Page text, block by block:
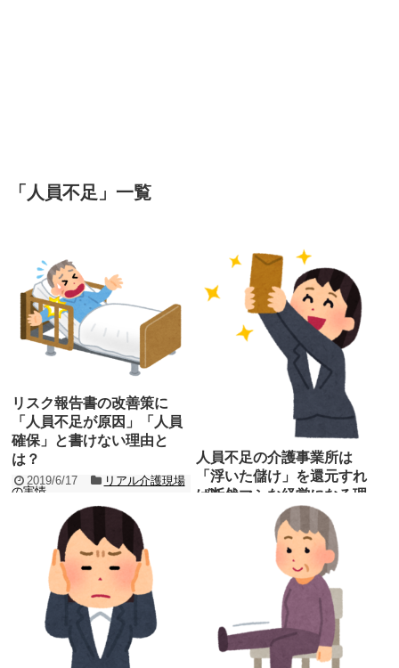
「 人員不足 」 一覧
リスク報告書の改善策に
「人員不足が原因」「人員
確保」と書けない理由と
は？
2019/6/17
リアル介護現場
の実情
介護現場で働いていると、大なり小なり
インシデントやアクシデントが発生しま
す。 必ず発生するものであるからこそ
「リスクマネジメン...
記事を読む
人員不足の介護事業所は
「浮いた儲け」を還元すれ
ば断然マシな経営になる理
介護の経営学
以前、「退職者続出の介護事業所の経営
者が無能な5つの理由」について記事を
書きました。 実は「儲け」だけを考える
記事を読む